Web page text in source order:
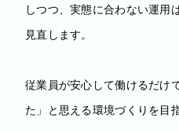
しつつ、実態に合わない運用
見直します。
従業員が安心して働けるだけ
た」と思える環境づくりを目